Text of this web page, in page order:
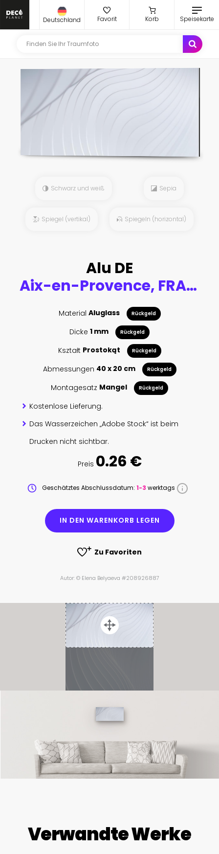
Deutschland Favorit Korb Speisekarte
Schwarz und weiß Sepia
Spiegel (vertikal) Spiegeln (horizontal)
Alu DE
Aix-en-Provence, FRANCE,6 of March, 2018. A fragment of an ancient wooden door of the building in the old city
Material Aluglass Rückgeld
Dicke 1 mm Rückgeld
Kształt Prostokąt Rückgeld
Abmessungen 40 x 20 cm Rückgeld
Montagesatz Mangel Rückgeld
Kostenlose Lieferung.
Das Wasserzeichen „Adobe Stock“ ist beim
Drucken nicht sichtbar.
Preis 0.26 €
Geschätztes Abschlussdatum: 1-3 werktags
IN DEN WARENKORB LEGEN
Zu Favoriten
Autor: © Elena Belyaeva #208926887
Verwandte Werke